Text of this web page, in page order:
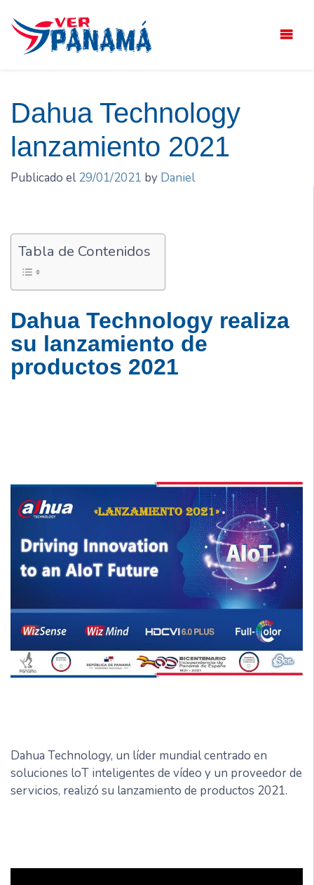
contenido
Dahua Technology
lanzamiento 2021
Publicado el29/01/2021 by Daniel
Tabla de Contenidos
Dahua Technology realiza
su lanzamiento de
productos 2021
Dahua Technology, un líder mundial centrado en
soluciones loT inteligentes de vídeo y un proveedor de
servicios, realizó su lanzamiento de productos 2021.